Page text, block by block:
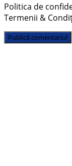
Politica de
Termenii &